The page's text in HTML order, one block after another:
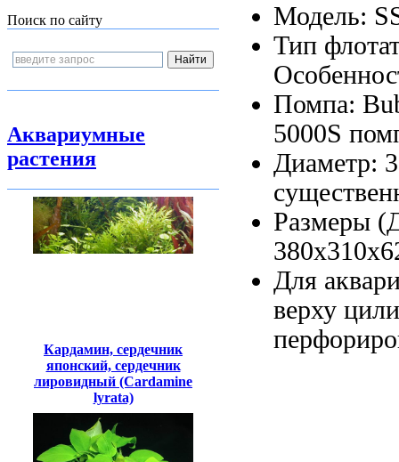
Поиск по сайту
Аквариумные
растения
Кардамин, сердечник
японский, сердечник
лировидный (Cardamine
lyrata)
Модель:
Тип
Помпа:
5000S
Диаметр:
Размеры
Для
верху